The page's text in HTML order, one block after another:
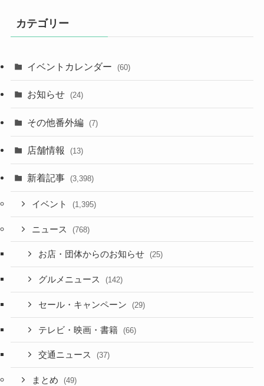
カテゴリー
イベントカレンダー (60)
お知らせ (24)
その他番外編 (7)
店舗情報 (13)
新着記事 (3,398)
イベント (1,395)
ニュース (768)
お店・団体からのお知らせ (25)
グルメニュース (142)
セール・キャンペーン (29)
テレビ・映画・書籍 (66)
交通ニュース (37)
まとめ (49)